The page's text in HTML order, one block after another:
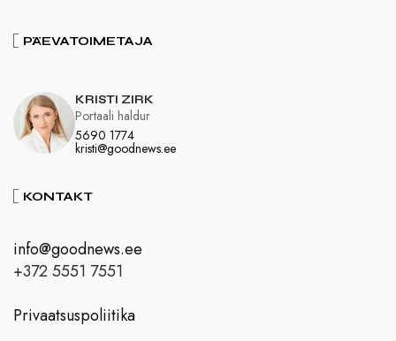
PÄEVATOIMETAJA
KRISTI ZIRK
5690 1774
kristi@goodnews.ee
Portaali haldur
KONTAKT
info@goodnews.ee
+372 5551 7551
Privaatsuspoliitika